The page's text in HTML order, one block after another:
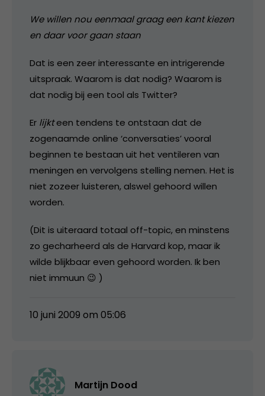
We willen nou eenmaal graag een kant kiezen
en daar voor gaan staan
Dat is een zeer interessante en intrigerende
uitspraak. Waarom is dat nodig? Waarom is
dat nodig bij een tool als Twitter?
Er lijkteen tendens te ontstaan dat de
zogenaamde online ‘conversaties’ vooral
beginnen te bestaan uit het ventileren van
meningen en vervolgens stelling nemen. Het is
niet zozeer luisteren, alswel gehoord willen
worden.
(Dit is uiteraard totaal off-topic, en minstens
zo gecharheerd als de Harvard kop, maar ik
wilde blijkbaar even gehoord worden. Ik ben
niet immuun 😉 )
10 juni 2009 om 05:06
Martijn Dood